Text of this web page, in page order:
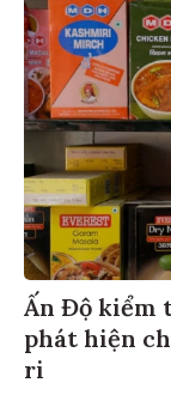
Ấn Độ kiểm
phát hiện
ri